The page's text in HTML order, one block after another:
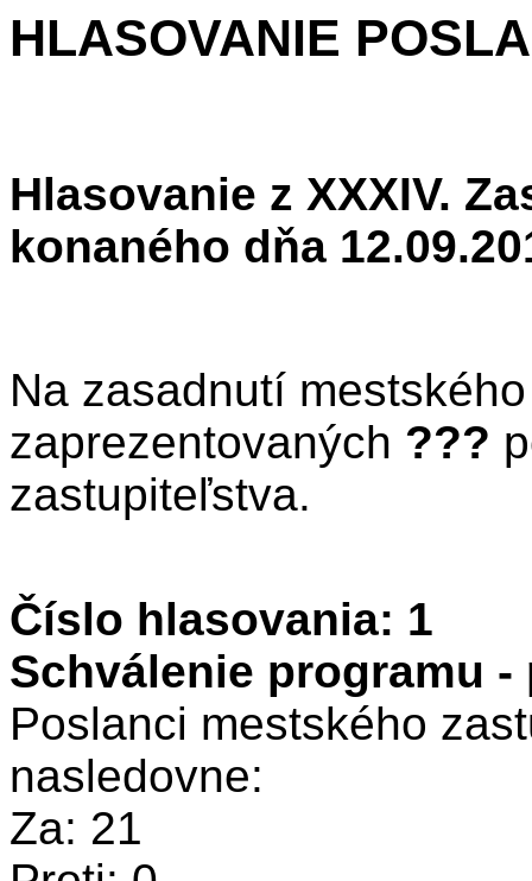
HLASOVANIE
Hlasovanie z XXXIV.
konaného dňa
Na zasadnutí
zaprezentovaných ???
zastupiteľstva.
Číslo hlasovania: 1
Schválenie programu
Poslanci mestského
nasledovne:
Za: 21